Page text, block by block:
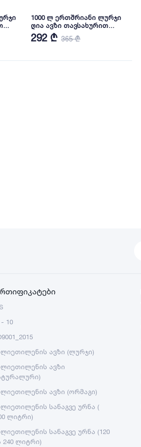
1000 ლ ერთშრიანი ლურჯი
ღია ავზი თავსახურით
(ჩანი) NOVA
292 ₾ 365 ₾
- 10
ავზი (ლურჯი)
ავზი
ავზი (ორმაგი)
სანაგვე ურნა (
ლიტრი)
სანაგვე ურნა (120
240 ლიტრი)